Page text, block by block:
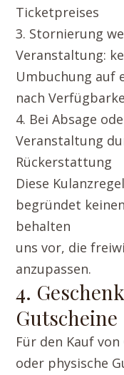
Ticketpreises
3. Stornierung
Veranstaltung:
Umbuchung auf
nach
4. Bei Absage
Veranstaltung
Rückerstattung
Diese
begründet
behalten
uns vor, die
anzupassen.
4.
Gutscheine
Für den Kauf
oder physische